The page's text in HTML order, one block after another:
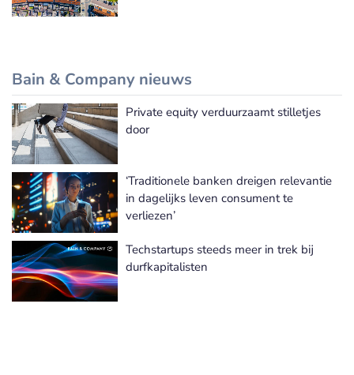
Bain & Company nieuws
Private equity verduurzaamt stilletjes
door
‘Traditionele banken dreigen relevantie
in dagelijks leven consument te
verliezen’
Techstartups steeds meer in trek bij
durfkapitalisten